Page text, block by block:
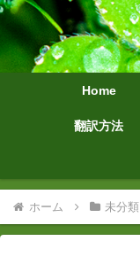
Home
翻訳方法
ホーム 未分類